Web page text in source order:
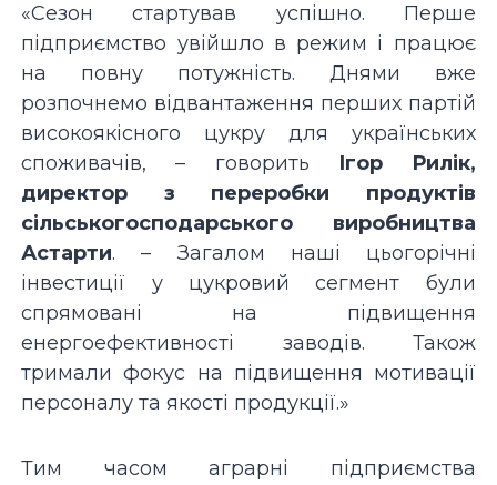
«Сезон стартував успішно. Перше
підприємство увійшло в режим і працює
на повну потужність. Днями вже
розпочнемо відвантаження перших партій
високоякісного цукру для українських
споживачів, – говорить
Ігор Рилік,
директор з переробки продуктів
сільськогосподарського виробництва
Астарти. – Загалом наші цьогорічні
інвестиції у цукровий сегмент були
спрямовані на підвищення
енергоефективності заводів. Також
тримали фокус на підвищення мотивації
персоналу та якості продукції.»
Тим часом аграрні підприємства